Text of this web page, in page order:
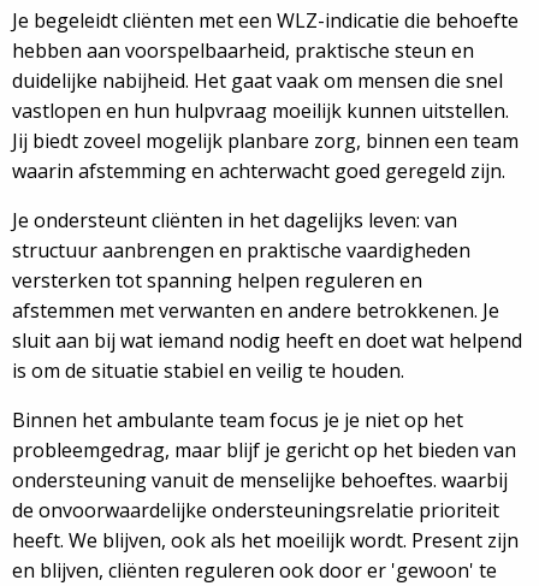
Je begeleidt cliënten met een WLZ-indicatie die behoefte
hebben aan voorspelbaarheid, praktische steun en
duidelijke nabijheid. Het gaat vaak om mensen die snel
vastlopen en hun hulpvraag moeilijk kunnen uitstellen.
Jij biedt zoveel mogelijk planbare zorg, binnen een team
waarin afstemming en achterwacht goed geregeld zijn.
Je ondersteunt cliënten in het dagelijks leven: van
structuur aanbrengen en praktische vaardigheden
versterken tot spanning helpen reguleren en
afstemmen met verwanten en andere betrokkenen. Je
sluit aan bij wat iemand nodig heeft en doet wat helpend
is om de situatie stabiel en veilig te houden.
Binnen het ambulante team focus je je niet op het
probleemgedrag, maar blijf je gericht op het bieden van
ondersteuning vanuit de menselijke behoeftes. waarbij
de onvoorwaardelijke ondersteuningsrelatie prioriteit
heeft. We blijven, ook als het moeilijk wordt. Present zijn
en blijven, cliënten reguleren ook door er 'gewoon' te